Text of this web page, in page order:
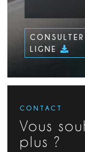
LIGNE
CONTACT
Vous
plus ?